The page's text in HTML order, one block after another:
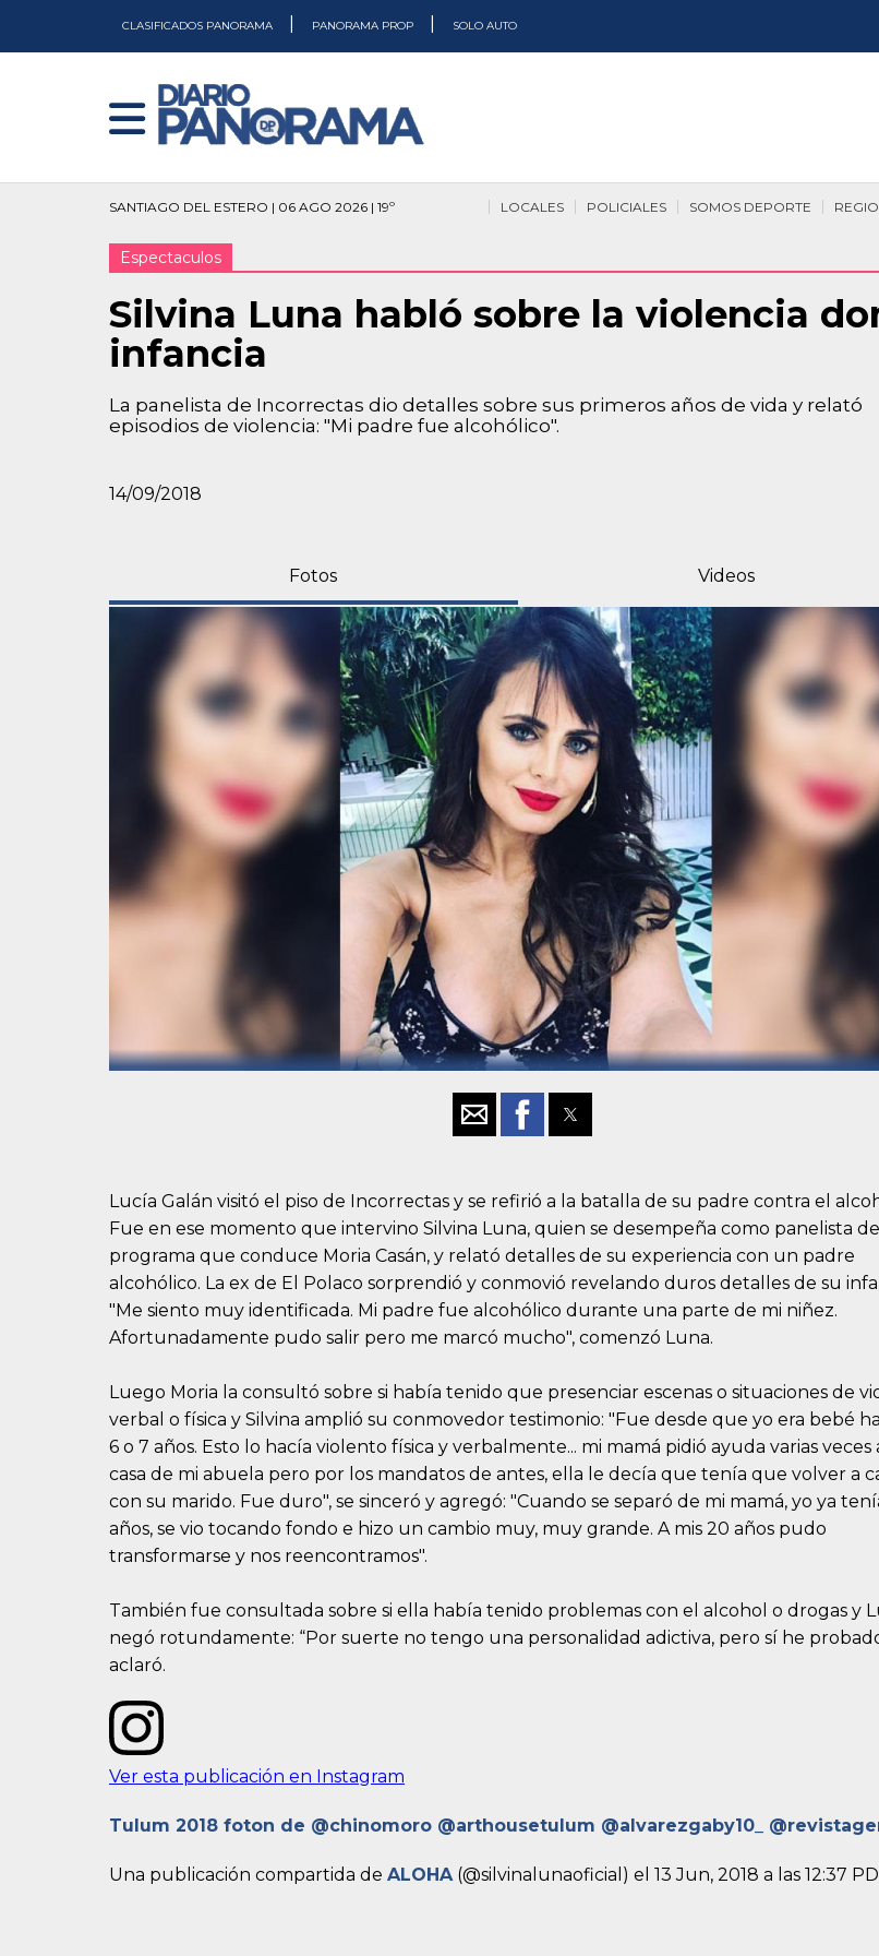
CLASIFICADOS PANORAMA PANORAMA PROP SOLO AUTO
SANTIAGO DEL ESTERO | 06 AGO 2026 | 19º SOMOS DEPORTE
POLICIALES
LOCALES
Espectaculos
Silvina Luna habló sobre la violencia
infancia
La panelista de Incorrectas dio detalles sobre sus primeros años de vida y relató
episodios de violencia: "Mi padre fue alcohólico".
14/09/2018
Fotos Videos
Lucía Galán visitó el piso de Incorrectas y se refirió a la batalla de su padre contra el
Fue en ese momento que intervino Silvina Luna, quien se desempeña como panelista del
programa que conduce Moria Casán, y relató detalles de su experiencia con un padre
alcohólico. La ex de El Polaco sorprendió y conmovió revelando duros detalles de su
"Me siento muy identificada. Mi padre fue alcohólico durante una parte de mi niñez.
Afortunadamente pudo salir pero me marcó mucho", comenzó Luna.
Luego Moria la consultó sobre si había tenido que presenciar escenas o situaciones de
verbal o física y Silvina amplió su conmovedor testimonio: "Fue desde que yo era bebé
6 o 7 años. Esto lo hacía violento física y verbalmente... mi mamá pidió ayuda varias veces
casa de mi abuela pero por los mandatos de antes, ella le decía que tenía que volver a
con su marido. Fue duro", se sinceró y agregó: "Cuando se separó de mi mamá, yo ya
años, se vio tocando fondo e hizo un cambio muy, muy grande. A mis 20 años pudo
transformarse y nos reencontramos".
También fue consultada sobre si ella había tenido problemas con el alcohol o drogas y
negó rotundamente: “Por suerte no tengo una personalidad adictiva, pero sí he
aclaró.
Ver esta publicación en Instagram
Tulum 2018 foton de @chinomoro @arthousetulum @alvarezgaby10_
Una publicación compartida de ALOHA(@silvinalunaoficial) el 13 Jun, 2018 a las 12:37